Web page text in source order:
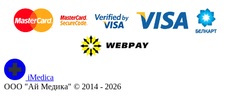
iMedica
ООО "Ай Медика" © 2014 - 2026